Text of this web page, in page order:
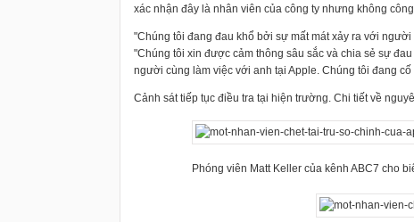
xác nhận đây là nhân viên của công ty nhưng không
"Chúng tôi đang đau khổ bởi sự mất mát xảy ra với
"Chúng tôi xin được cảm thông sâu sắc và chia sẻ sự
người cùng làm việc với anh tại Apple. Chúng tôi đang
Cảnh sát tiếp tục điều tra tại hiện trường. Chi tiết về
Phóng viên Matt Keller của kênh ABC7 cho